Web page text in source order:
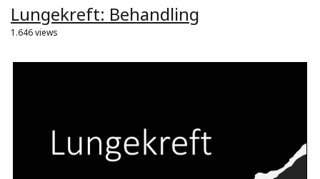
Lungekreft: Behandling
1.646 views